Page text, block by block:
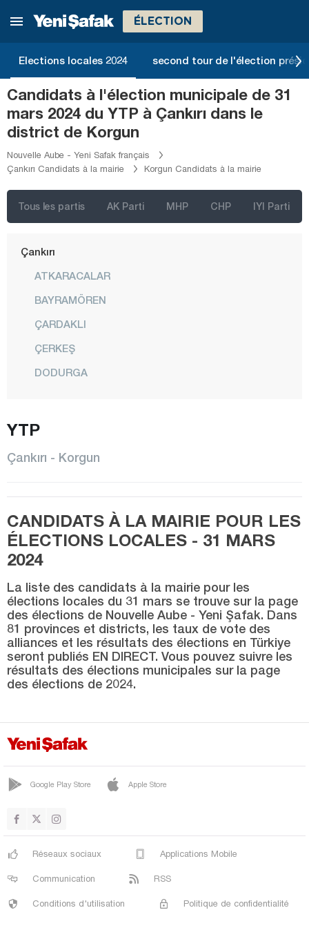
ÉLECTION
Elections locales 2024 second tour de l'élection
Candidats à l'élection municipale de 31
mars 2024 du YTP à Çankırı dans le
district de Korgun
Nouvelle Aube - Yeni Safak français
Çankırı Candidats à la mairie
Korgun Candidats à la mairie
Tous les partis AK Parti MHP CHP IYI Parti
Batman
Bilecik
Bingöl
Bitlis
Bolu
Burdur
Çanakkale
Çankırı
ATKARACALAR
BAYRAMÖREN
ÇARDAKLI
ÇERKEŞ
DODURGA
KIZILIRMAK
KORGUN
KURŞUNLU
CENTRE
ŞABANÖZÜ
SAÇAK
YAPRAKLI
YAYLAKENT
Çorum
Diyarbakır
Düzce
Edirne
Elazığ
Erzincan
Erzurum
Eskişehir
Gaziantep
YTP
Çankırı - Korgun
CANDIDATS À LA MAIRIE POUR LES
ÉLECTIONS LOCALES - 31 MARS
2024
La liste des candidats à la mairie pour les
élections locales du 31 mars se trouve sur la page
des élections de Nouvelle Aube - Yeni Şafak. Dans
81 provinces et districts, les taux de vote des
alliances et les résultats des élections en Türkiye
seront publiés EN DIRECT. Vous pouvez suivre les
résultats des élections municipales sur la page
des élections de 2024.
Google Play Store Apple Store
Réseaux sociaux Applications Mobile
Communication RSS
Conditions d'utilisation Politique de confidentialité